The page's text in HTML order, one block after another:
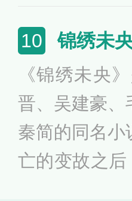
之旅，在经
雾，获得新生
10 锦绣未
《锦绣未央
晋、吴建豪、
秦简的同名小
亡的变故之后